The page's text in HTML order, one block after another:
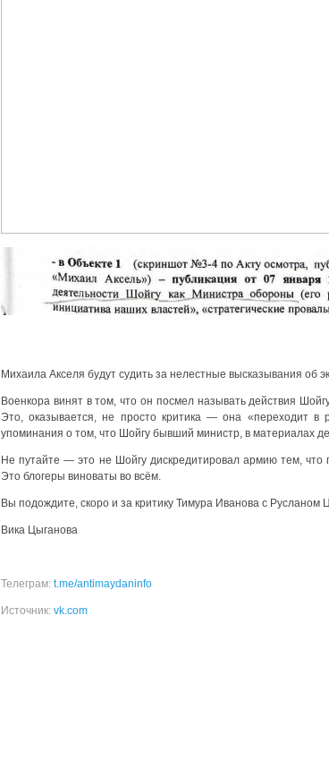
Михаила Акселя будут судить за нелестные высказывания об
Военкора винят в том, что он посмел называть действия
Это, оказывается, не просто критика — она «переходит
упоминания о том, что Шойгу бывший министр, в материалах
Не путайте — это не Шойгу дискредитировал армию тем,
Это блогеры виноваты во всём.
Вы подождите, скоро и за критику Тимура Иванова с Русланом
Вика Цыганова
Телеграм: t.me/antimaydaninfo
Источник: vk.com